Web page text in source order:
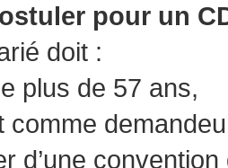
pour un
doit :
plus de 57 ans,
comme
d’une